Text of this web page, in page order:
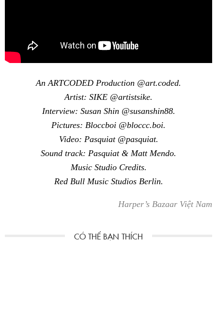
An ARTCODED Production @art.coded.
Artist: SIKE @artistsike.
Interview: Susan Shin @susanshin88.
Pictures: Bloccboi @bloccc.boi.
Video: Pasquiat @pasquiat.
Sound track: Pasquiat & Matt Mendo.
Music Studio Credits.
Red Bull Music Studios Berlin.
Harper’s Bazaar Việt Nam